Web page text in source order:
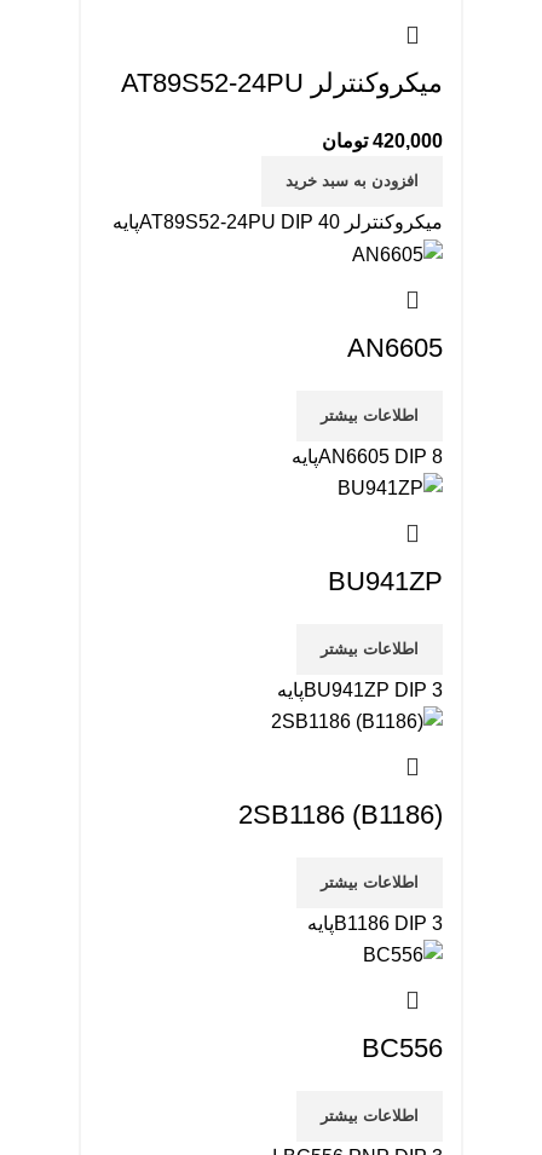
میکروکنترلر AT89S52-24PU
420,000 تومان
افزودن به سبد خرید
میکروکنترلر AT89S52-24PU DIP 40پایه
AN6605
اطلاعات بیشتر
AN6605 DIP 8پایه
BU941ZP
اطلاعات بیشتر
BU941ZP DIP 3پایه
2SB1186 (B1186)
اطلاعات بیشتر
B1186 DIP 3پایه
BC556
اطلاعات بیشتر